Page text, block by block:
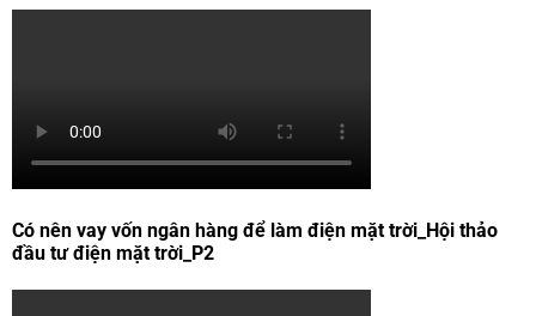
Có nên vay vốn ngân hàng để làm điện mặt trời_Hội thảo
đầu tư điện mặt trời_P2